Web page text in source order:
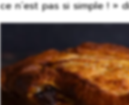
ce n’est pas si simple ! »